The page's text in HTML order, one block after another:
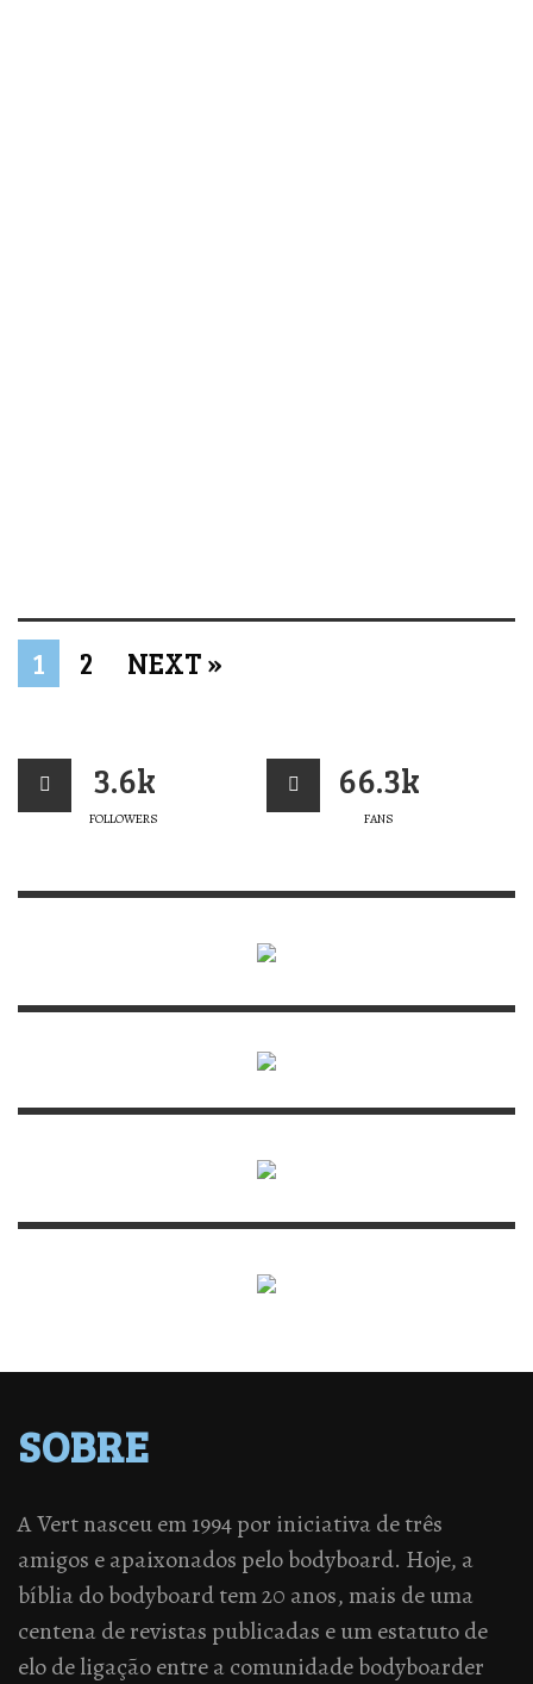
1 2 NEXT »
3.6k
FOLLOWERS
66.3k
FANS
SOBRE
A Vert nasceu em 1994 por iniciativa de três
amigos e apaixonados pelo bodyboard. Hoje, a
bíblia do bodyboard tem 20 anos, mais de uma
centena de revistas publicadas e um estatuto de
elo de ligação entre a comunidade bodyboarder